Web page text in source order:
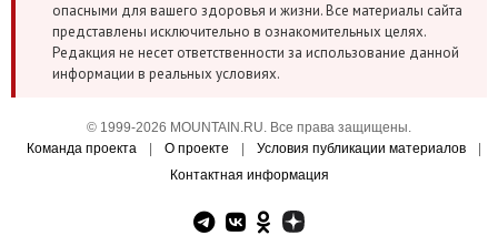
опасными для вашего здоровья и жизни. Все материалы сайта
представлены исключительно в ознакомительных целях.
Редакция не несет ответственности за использование данной
информации в реальных условиях.
© 1999-2026 MOUNTAIN.RU. Все права защищены.
Команда проекта
О проекте Условия публикации материалов
Контактная информация